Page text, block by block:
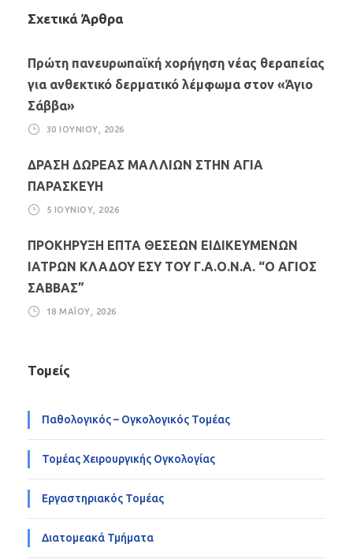
Σχετικά Άρθρα
Πρώτη πανευρωπαϊκή χορήγηση νέας θεραπείας
για ανθεκτικό δερματικό λέμφωμα στον «Άγιο
Σάββα»
30 ΙΟΥΝΊΟΥ, 2026
ΔΡΑΣΗ ΔΩΡΕΑΣ ΜΑΛΛΙΩΝ ΣΤΗΝ ΑΓΙΑ
ΠΑΡΑΣΚΕΥΗ
5 ΙΟΥΝΊΟΥ, 2026
ΠΡΟΚΗΡΥΞΗ ΕΠΤΑ ΘΕΣΕΩΝ ΕΙΔΙΚΕΥΜΕΝΩΝ
ΙΑΤΡΩΝ ΚΛΑΔΟΥ ΕΣΥ ΤΟΥ Γ.Α.Ο.Ν.Α. “Ο ΑΓΙΟΣ
ΣΑΒΒΑΣ”
18 ΜΑΪ́ΟΥ, 2026
Τομείς
Παθολογικός – Ογκολογικός Τομέας
Τομέας Χειρουργικής Ογκολογίας
Εργαστηριακός Τομέας
Διατομεακά Τμήματα